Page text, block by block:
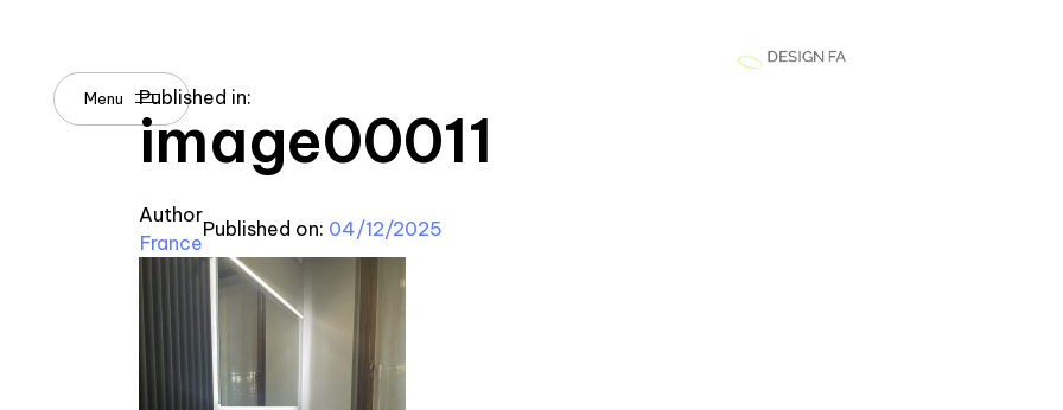
Menu Published in:
image00011
Author
France
Published on: 04/12/2025